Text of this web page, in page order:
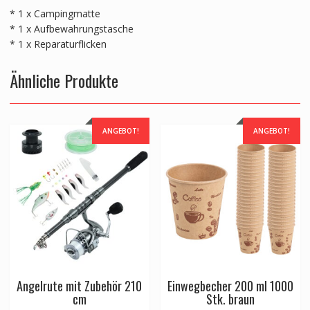
* 1 x Campingmatte
* 1 x Aufbewahrungstasche
* 1 x Reparaturflicken
Ähnliche Produkte
ANGEBOT!
Angelrute mit Zubehör 210
cm
ANGEBOT!
Einwegbecher 200 ml 1000
Stk. braun